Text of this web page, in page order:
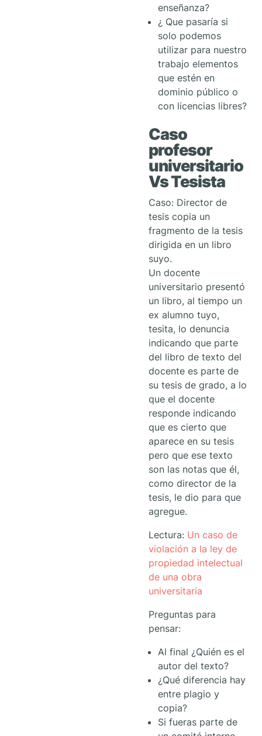
enseñanza?
¿ Que pasaría si
solo podemos
utilizar para nuestro
trabajo elementos
que estén en
dominio público o
con licencias libres?
Caso
profesor
universitario
Vs Tesista
Caso: Director de
tesis copia un
fragmento de la tesis
dirigida en un libro
suyo.
Un docente
universitario presentó
un libro, al tiempo un
ex alumno tuyo,
tesita, lo denuncia
indicando que parte
del libro de texto del
docente es parte de
su tesis de grado, a lo
que el docente
responde indicando
que es cierto que
aparece en su tesis
pero que ese texto
son las notas que él,
como director de la
tesis, le dio para que
agregue.
Lectura: Un caso de
violación a la ley de
propiedad intelectual
de una obra
universitaria
Preguntas para
pensar:
Al final ¿Quién es el
autor del texto?
¿Qué diferencia hay
entre plagio y
copia?
Si fueras parte de